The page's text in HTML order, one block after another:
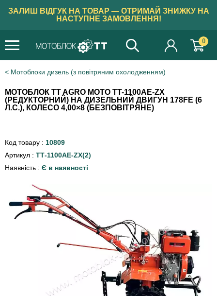
ЗАЛИШ ВІДГУК НА ТОВАР — ОТРИМАЙ ЗНИЖКУ НА
НАСТУПНЕ ЗАМОВЛЕННЯ!
0
Мотоблоки дизель (з повітряним охолодженням)
МОТОБЛОК TT AGRO MOTO TT-1100AE-ZX
(РЕДУКТОРНИЙ) НА ДИЗЕЛЬНИЙ ДВИГУН 178FE (6
Л.С.), КОЛЕСО 4,00×8 (БЕЗПОВІТРЯНЕ)
Код товару : 10809
Артикул : ТТ-1100AE-ZX(2)
Наявність : Є в наявності